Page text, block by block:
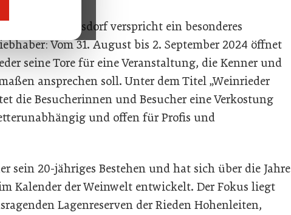
in Poysdorf verspricht ein besonderes
Vom 31. August bis 2. September 2024 öffnet
seine Tore für eine Veranstaltung, die Kenner und
ansprechen soll. Unter dem Titel „Weinrieder
die Besucherinnen und Besucher eine Verkostung
und offen für Profis und
sein 20-jähriges Bestehen und hat sich über die Jahre
Kalender der Weinwelt entwickelt. Der Fokus liegt
Lagenreserven der Rieden Hohenleiten,